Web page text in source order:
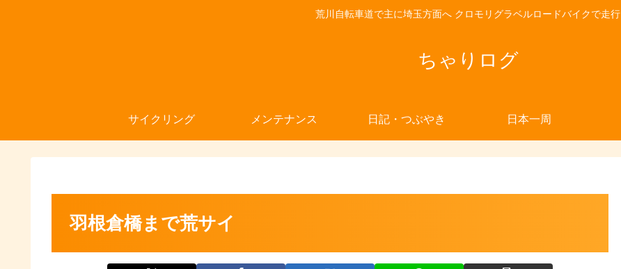
荒川自転車道で主に埼玉方面へ クロモリグラベルロードバイクで走行
ちゃりログ
サイクリング メンテナンス 日記・つぶやき 日本一周
羽根倉橋まで荒サイ